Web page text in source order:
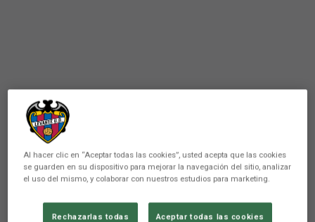
Al hacer clic en “Aceptar todas las cookies”, usted acepta que las cookies
se guarden en su dispositivo para mejorar la navegación del sitio, analizar
el uso del mismo, y colaborar con nuestros estudios para marketing.
Rechazarlas todas Aceptar todas las cookies